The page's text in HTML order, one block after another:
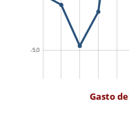
Gasto